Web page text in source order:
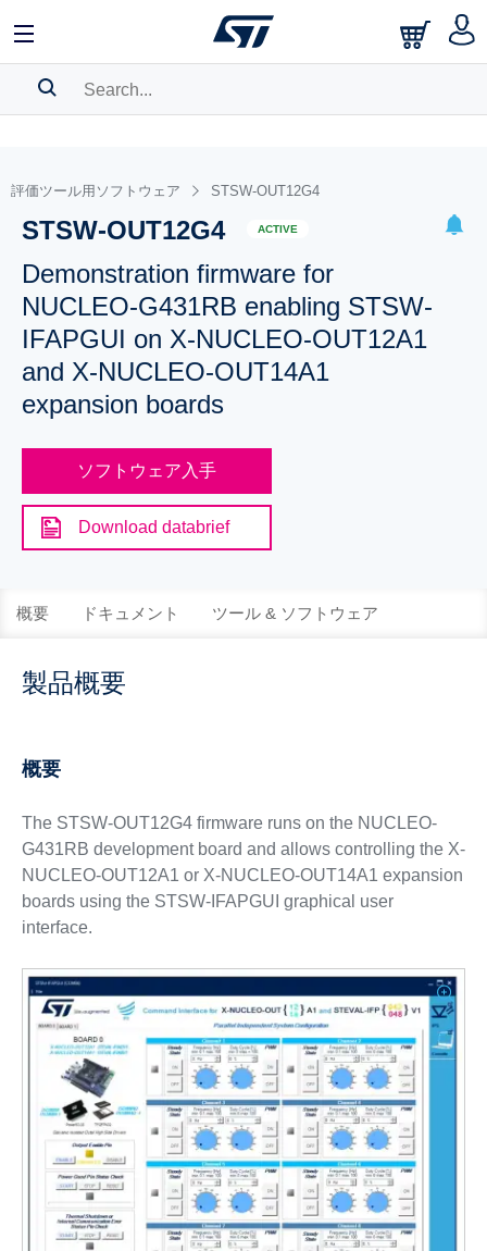
BOOKMARK
Pleaselog into show your saved searches.
評価ツール用ソフトウェア STSW-OUT12G4
STSW-OUT12G4 ACTIVE
Demonstration firmware for
NUCLEO-G431RB enabling STSW-
IFAPGUI on X-NUCLEO-OUT12A1
and X-NUCLEO-OUT14A1
expansion boards
ソフトウェア入手
Download databrief
概要 ドキュメント ツール & ソフトウェア
製品概要
概要
The STSW-OUT12G4 firmware runs on the NUCLEO-
G431RB development board and allows controlling the X-
NUCLEO-OUT12A1 or X-NUCLEO-OUT14A1 expansion
boards using the STSW-IFAPGUI graphical user
interface.